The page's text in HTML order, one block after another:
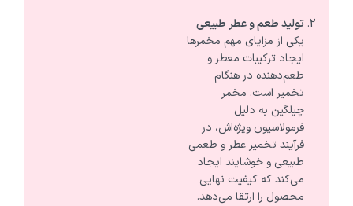
تولید طعم و عطر طبیعی
یکی از مزایای مهم مخمرها
ایجاد ترکیبات معطر و
طعم‌دهنده در هنگام
تخمیر است. مخمر
چیلگین به دلیل
فرمولاسیون ویژه‌اش، در
فرآیند تخمیر عطر و طعمی
طبیعی و خوشایند ایجاد
می‌کند که کیفیت نهایی
محصول را ارتقا می‌دهد.